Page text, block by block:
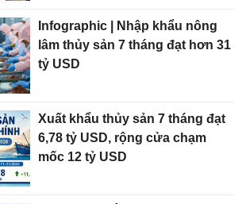
Infographic | Nhập khẩu nông
lâm thủy sản 7 tháng đạt hơn 31
tỷ USD
Xuất khẩu thủy sản 7 tháng đạt
6,78 tỷ USD, rộng cửa chạm
mốc 12 tỷ USD